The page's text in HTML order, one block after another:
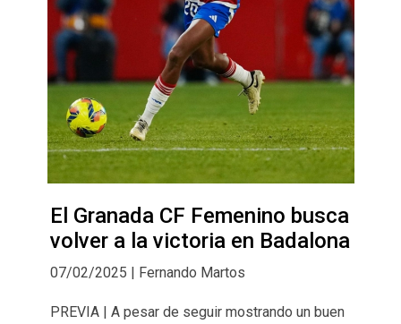
El Granada CF Femenino busca
volver a la victoria en Badalona
07/02/2025 | Fernando Martos
PREVIA | A pesar de seguir mostrando un buen